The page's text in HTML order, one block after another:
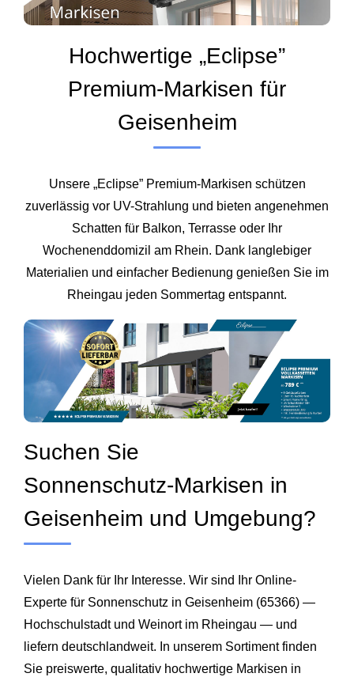
Hochwertige „Eclipse”
Premium-Markisen für
Geisenheim
Unsere „Eclipse” Premium-Markisen schützen
zuverlässig vor UV-Strahlung und bieten angenehmen
Schatten für Balkon, Terrasse oder Ihr
Wochenenddomizil am Rhein. Dank langlebiger
Materialien und einfacher Bedienung genießen Sie im
Rheingau jeden Sommertag entspannt.
Suchen Sie
Sonnenschutz‑Markisen in
Geisenheim und Umgebung?
Vielen Dank für Ihr Interesse. Wir sind Ihr Online-
Experte für Sonnenschutz in Geisenheim (65366) —
Hochschulstadt und Weinort im Rheingau — und
liefern deutschlandweit. In unserem Sortiment finden
Sie preiswerte, qualitativ hochwertige Markisen in